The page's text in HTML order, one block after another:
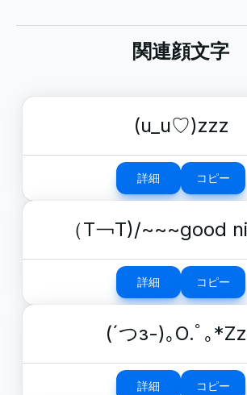
関連顔文字
(u_u♡)zzz
詳細 コピー
（T￢T)/~~~good
詳細 コピー
(´つз-)｡O.ﾟ｡
詳細 コピー